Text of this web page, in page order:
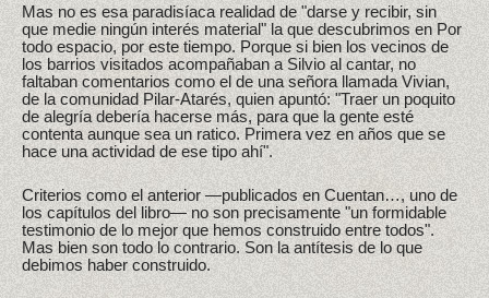
Mas no es esa paradisíaca realidad de "darse y recibir, sin
que medie ningún interés material" la que descubrimos en Por
todo espacio, por este tiempo. Porque si bien los vecinos de
los barrios visitados acompañaban a Silvio al cantar, no
faltaban comentarios como el de una señora llamada Vivian,
de la comunidad Pilar-Atarés, quien apuntó: "Traer un poquito
de alegría debería hacerse más, para que la gente esté
contenta aunque sea un ratico. Primera vez en años que se
hace una actividad de ese tipo ahí".
Criterios como el anterior —publicados en Cuentan…, uno de
los capítulos del libro— no son precisamente "un formidable
testimonio de lo mejor que hemos construido entre todos".
Mas bien son todo lo contrario. Son la antítesis de lo que
debimos haber construido.